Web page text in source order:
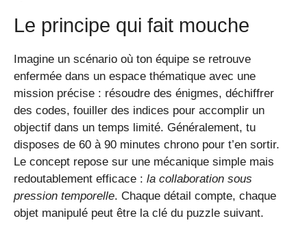
Le principe qui fait mouche
Imagine un scénario où ton équipe se retrouve
enfermée dans un espace thématique avec une
mission précise : résoudre des énigmes, déchiffrer
des codes, fouiller des indices pour accomplir un
objectif dans un temps limité. Généralement, tu
disposes de 60 à 90 minutes chrono pour t’en sortir.
Le concept repose sur une mécanique simple mais
redoutablement efficace : la collaboration sous
pression temporelle. Chaque détail compte, chaque
objet manipulé peut être la clé du puzzle suivant.